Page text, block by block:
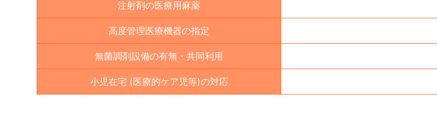
注射剤の医療用麻薬
高度管理医療機器の指定
無菌調剤設備の有無・共同利用
小児在宅 (医療的ケア児等)の対応